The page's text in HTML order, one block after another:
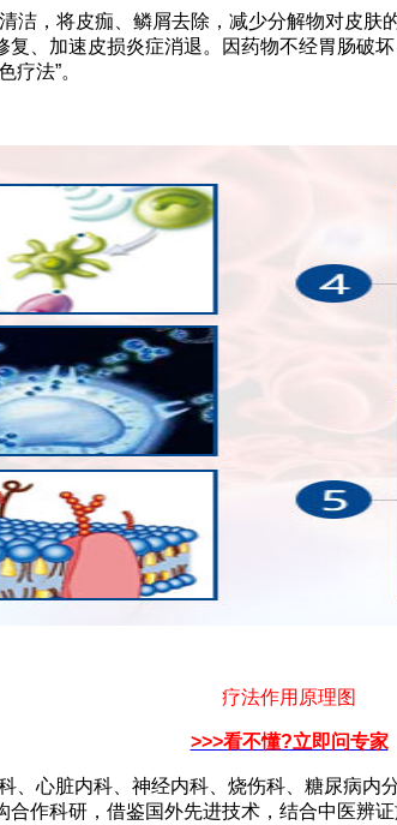
将皮痂、鳞屑去除，减少分解物对皮肤
、加速皮损炎症消退。因药物不经胃肠破
法”。
疗法作用原理图
>>>看不懂?立即问专家
心脏内科、神经内科、烧伤科、糖尿病内
作科研，借鉴国外先进技术，结合中医辨